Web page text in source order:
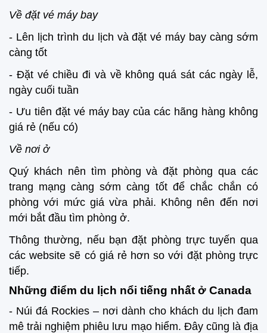
Về đặt vé máy bay
- Lên lịch trình du lịch và đặt vé máy bay càng sớm
càng tốt
- Đặt vé chiều đi và về không quá sát các ngày lễ,
ngày cuối tuần
- Ưu tiên đặt vé máy bay của các hãng hàng không
giá rẻ (nếu có)
Về nơi ở
Quý khách nên tìm phòng và đặt phòng qua các
trang mạng càng sớm càng tốt để chắc chắn có
phòng với mức giá vừa phải. Không nên đến nơi
mới bắt đầu tìm phòng ở.
Thông thường, nếu bạn đặt phòng trực tuyến qua
các website sẽ có giá rẻ hơn so với đặt phòng trực
tiếp.
Những điểm du lịch nổi tiếng nhất ở Canada
- Núi đá Rockies – nơi dành cho khách du lịch đam
mê trải nghiệm phiêu lưu mạo hiểm. Đây cũng là địa